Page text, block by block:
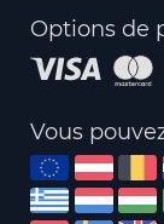
Options de
Vous